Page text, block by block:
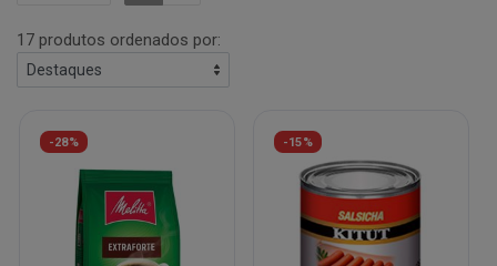
17 produtos ordenados por:
-28% -15%